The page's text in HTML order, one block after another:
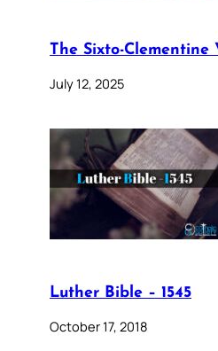
The Sixto-Clementine
July 12, 2025
Luther Bible – 1545
October 17, 2018